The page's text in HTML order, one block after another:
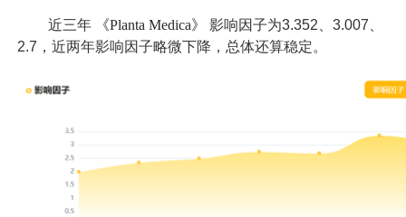
近三年 《Planta Medica》
影响因子为3.352、3.007、
2.7，近两年影响因子略微下降，总体还算稳定。